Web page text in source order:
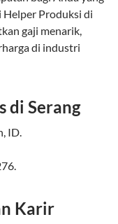
Produksi di
gaji menarik,
di industri
di Serang
ID
Karir